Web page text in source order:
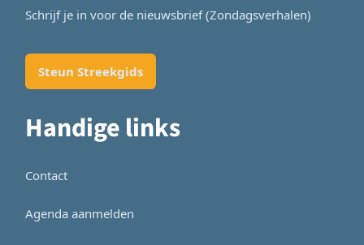
Schrijf je in voor de nieuwsbrief (Zondagsverhalen)
Steun Streekgids
Handige links
Contact
Agenda aanmelden